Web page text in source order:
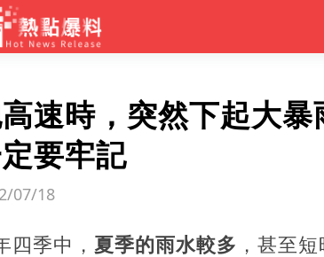
速時，突然下起大暴
要牢記
07/18
四季中， 夏季的雨水較多 ，甚至